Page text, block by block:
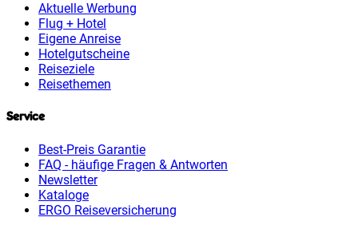
Aktuelle Werbung
Flug + Hotel
Eigene Anreise
Hotelgutscheine
Reiseziele
Reisethemen
Service
Best-Preis Garantie
FAQ - häufige Fragen & Antworten
Newsletter
Kataloge
ERGO Reiseversicherung